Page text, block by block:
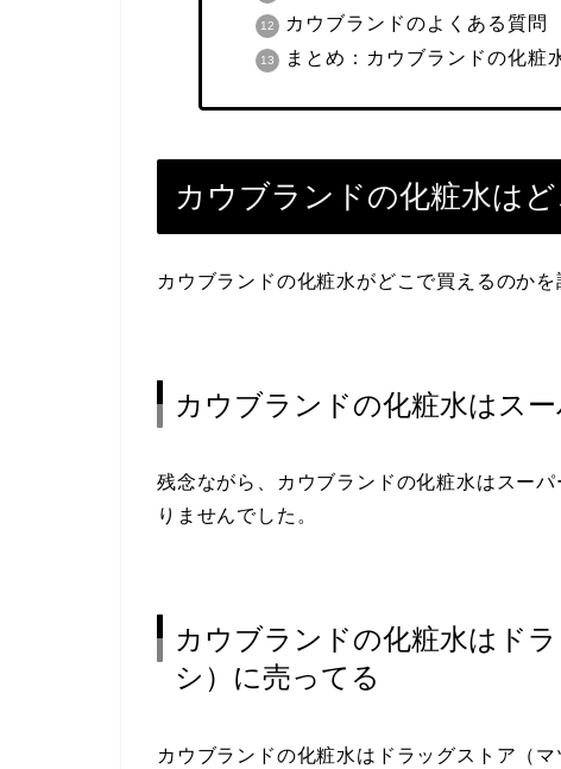
カウブランドのよくある質問
まとめ：カウブランドの化粧
カウブランドの化粧水は
カウブランドの化粧水がどこで買えるのか
カウブランドの化粧水はス
残念ながら、カウブランドの化粧水はスー
りませんでした。
カウブランドの化粧水はド
シ）に売ってる
カウブランドの化粧水はドラッグストア（